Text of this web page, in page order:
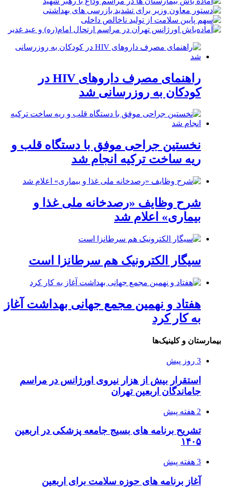
راهنمای مصرف داروهای HIV در
کودکان به روزرسانی شد
نخستین جراحی موفق با دستگاه قلب و
ریه ساخت ترکیه انجام شد
شرح وظایف «رصدخانه ملی غذا و
بیماری» اعلام شد
سیگار الکترونیک هم سرطانزا است
هفتاد و نهمین مجمع جهانی بهداشت آغاز
به کار کرد
بیمارستان و کلینیک‌ها
3 روز پیش
استقرار بیش از هزار نیروی اورژانس در مراسم
جاماندگان اربعین تهران
2 هفته پیش
تشریح برنامه های بسیج جامعه پزشکی در اربعین
۱۴۰۵
3 هفته پیش
آغاز برنامه های حوزه سلامت برای اربعین